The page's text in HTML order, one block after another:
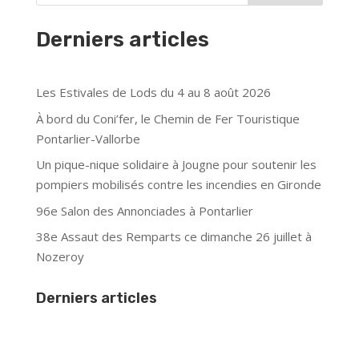
Derniers articles
Les Estivales de Lods du 4 au 8 août 2026
À bord du Coni’fer, le Chemin de Fer Touristique
Pontarlier-Vallorbe
Un pique-nique solidaire à Jougne pour soutenir les
pompiers mobilisés contre les incendies en Gironde
96e Salon des Annonciades à Pontarlier
38e Assaut des Remparts ce dimanche 26 juillet à
Nozeroy
Derniers articles